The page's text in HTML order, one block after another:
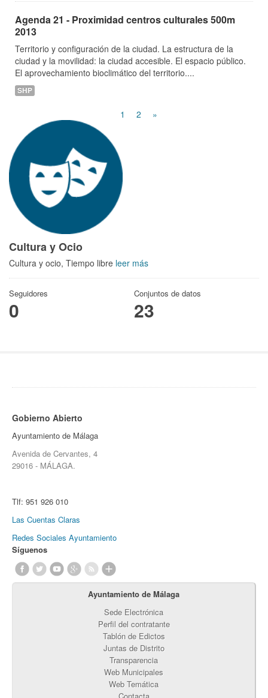
Agenda 21 - Proximidad centros culturales 500m
2013
Territorio y configuración de la ciudad. La estructura de la
ciudad y la movilidad: la ciudad accesible. El espacio público.
El aprovechamiento bioclimático del territorio....
SHP
1 2 »
Cultura y Ocio
Cultura y ocio, Tiempo libre leer más
Seguidores
0
Conjuntos de datos
23
Gobierno Abierto
Ayuntamiento de Málaga
Avenida de Cervantes, 4
29016 - MÁLAGA.
Tlf: 951 926 010
Las Cuentas Claras
Redes Sociales Ayuntamiento
Síguenos
Ayuntamiento de Málaga
Sede Electrónica
Perfil del contratante
Tablón de Edictos
Juntas de Distrito
Transparencia
Web Municipales
Web Temática